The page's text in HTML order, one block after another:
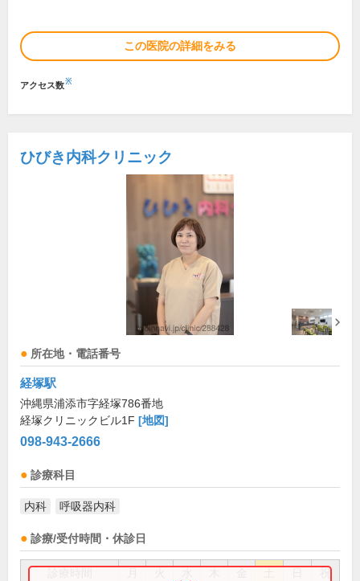
この医院の詳細をみる
アクセス数※
ひびき内科クリニック
所在地・電話番号
経塚駅
沖縄県浦添市字経塚786番地
経塚クリニックビル1F [地図]
098-943-2666
診療科目
内科 呼吸器内科
診療/受付時間・休診日
祝